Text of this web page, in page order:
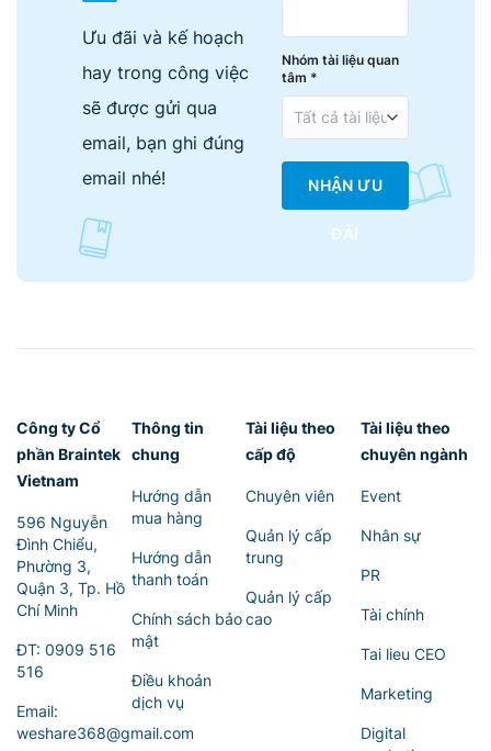
Ưu đãi và kế hoạch
hay trong công việc
sẽ được gửi qua
email, bạn ghi đúng
email nhé!
Nhóm tài liệu quan
tâm *
NHẬN ƯU
ĐÃI
Công ty Cổ
phần Braintek
Vietnam
596 Nguyễn
Đình Chiểu,
Phường 3,
Quận 3, Tp. Hồ
Chí Minh
ĐT: 0909 516
516
Email:
weshare368@gmail.com
Thông tin
chung
Hướng dẫn
mua hàng
Hướng dẫn
thanh toán
Chính sách bảo
mật
Điều khoản
dịch vụ
Tài liệu theo
cấp độ
Chuyên viên
Quản lý cấp
trung
Quản lý cấp
cao
Tài liệu theo
chuyên ngành
Event
Nhân sự
PR
Tài chính
Tai lieu CEO
Marketing
Digital